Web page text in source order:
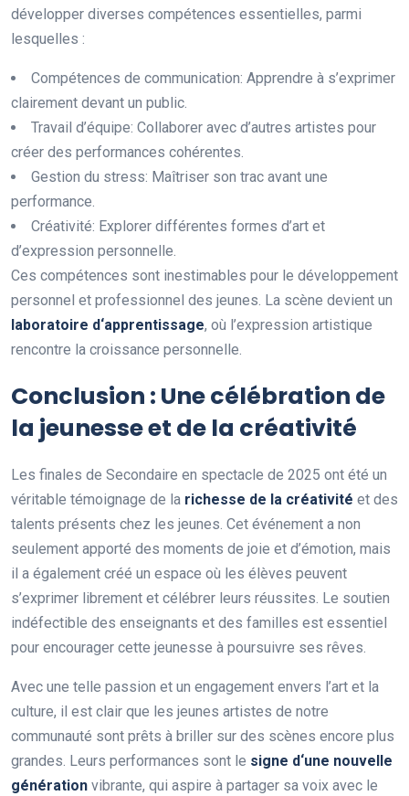
développer diverses compétences essentielles, parmi
lesquelles :
Compétences de communication: Apprendre à s’exprimer
clairement devant un public.
Travail d’équipe: Collaborer avec d’autres artistes pour
créer des performances cohérentes.
Gestion du stress: Maîtriser son trac avant une
performance.
Créativité: Explorer différentes formes d’art et
d’expression personnelle.
Ces compétences sont inestimables pour le développement
personnel et professionnel des jeunes. La scène devient un
aboratoire d‘apprentissage, où l’expression artistique
rencontre la croissance personnelle.
Conclusion : Une célébration de
la jeunesse et de la créativité
Les finales de Secondaire en spectacle de 2025 ont été un
véritable témoignage de la richesse de a créativité et des
talents présents chez les jeunes. Cet événement a non
seulement apporté des moments de joie et d’émotion, mais
il a également créé un espace où les élèves peuvent
s’exprimer librement et célébrer leurs réussites. Le soutien
indéfectible des enseignants et des familles est essentiel
pour encourager cette jeunesse à poursuivre ses rêves.
Avec une telle passion et un engagement envers l’art et la
culture, il est clair que les jeunes artistes de notre
communauté sont prêts à briller sur des scènes encore plus
grandes. Leurs performances sont le signe d‘une nouve e
génération vibrante, qui aspire à partager sa voix avec le